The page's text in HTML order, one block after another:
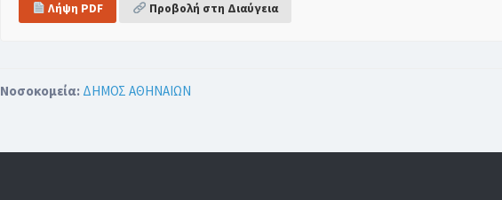
Λήψη PDF Προβολή στη Διαύγεια
Νοσοκομεία: ΔΗΜΟΣ ΑΘΗΝΑΙΩΝ